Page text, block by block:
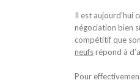
Il est aujourd’hui
négociation bien
compétitif que
neufsrépond à
Pour